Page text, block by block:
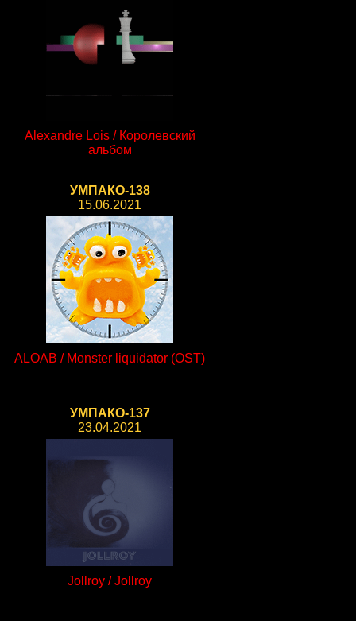
Alexandre Lois / Королевский
альбом
УМПАКО-138
15.06.2021
ALOAB / Monster liquidator (OST)
УМПАКО-137
23.04.2021
Jollroy / Jollroy